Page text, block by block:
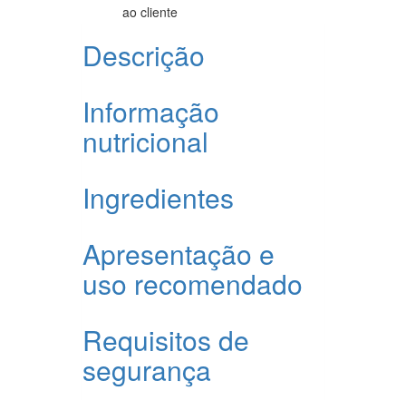
ao cliente
Descrição
Informação
nutricional
Ingredientes
Apresentação e
uso recomendado
Requisitos de
segurança